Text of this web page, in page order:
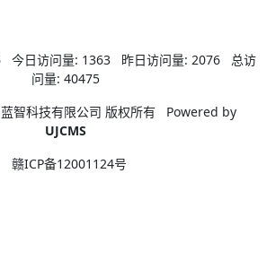
今日访问量: 1363 昨日访问量: 2076
总访
问量: 40475
智科技有限公司 版权所有
Powered by
UJCMS
赣ICP备12001124号